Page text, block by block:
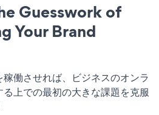
Guesswork of
Your Brand
働させれば、ビジネスのオンラ
上での最初の大きな課題を克服